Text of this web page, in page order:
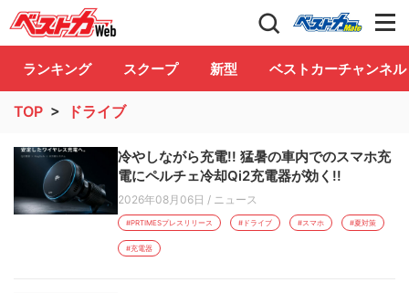
自動車情報誌「ベストカー」 Club
ランキング スクープ 新型 ベストカーチャンネル
TOP > ドライブ
冷やしながら充電!! 猛暑の車内でのスマホ充
電にペルチェ冷却Qi2充電器が効く!!
2026年08月06日 / ニュース
#PRTIMESプレスリリース #ドライブ #スマホ #夏対策
#充電器